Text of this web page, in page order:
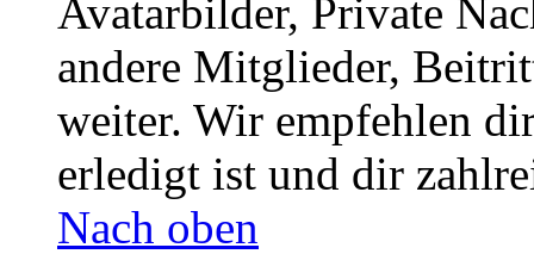
Avatarbilder, Private
andere Mitglieder,
weiter. Wir empfehlen
erledigt ist und dir
Nach oben